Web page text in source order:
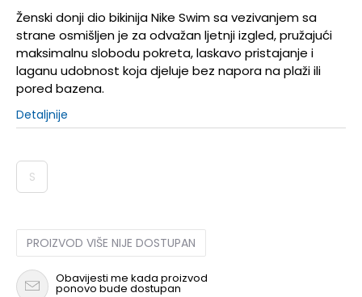
Ženski donji dio bikinija Nike Swim sa vezivanjem sa
strane osmišljen je za odvažan ljetnji izgled, pružajući
maksimalnu slobodu pokreta, laskavo pristajanje i
laganu udobnost koja djeluje bez napora na plaži ili
pored bazena.
Detaljnije
S
PROIZVOD VIŠE NIJE DOSTUPAN
Obavijesti me kada proizvod
ponovo bude dostupan